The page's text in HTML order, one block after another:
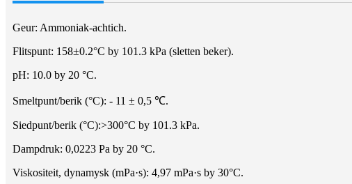
Geur: Ammoniak-achtich.
Flitspunt: 158±0.2°C by 101.3 kPa (sletten beker).
pH: 10.0 by 20 °C.
Smeltpunt/berik (°C): - 11 ± 0,5 ℃.
Siedpunt/berik (°C):>300°C by 101.3 kPa.
Dampdruk: 0,0223 Pa by 20 °C.
Viskositeit, dynamysk (mPa·s): 4,97 mPa·s by 30°C.